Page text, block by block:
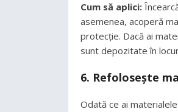
Cum să aplici:
asemenea, acoperă
protecție. Dacă ai
sunt depozitate în
6. Refolosește
Odată ce ai